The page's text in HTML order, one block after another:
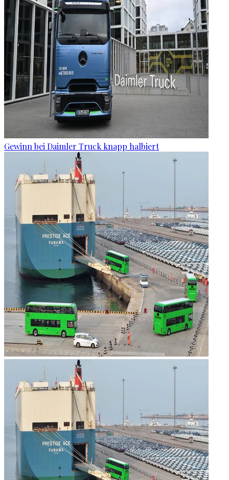
Gewinn bei Daimler Truck knapp halbiert